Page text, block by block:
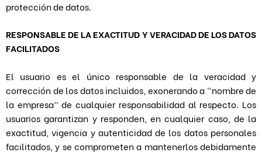
protección de datos.
RESPONSABLE DE LA EXACTITUD Y VERACIDAD DE LOS DATOS
FACILITADOS
El usuario es el único responsable de la veracidad y
corrección de los datos incluidos, exonerando a “nombre de
la empresa” de cualquier responsabilidad al respecto. Los
usuarios garantizan y responden, en cualquier caso, de la
exactitud, vigencia y autenticidad de los datos personales
facilitados, y se comprometen a mantenerlos debidamente